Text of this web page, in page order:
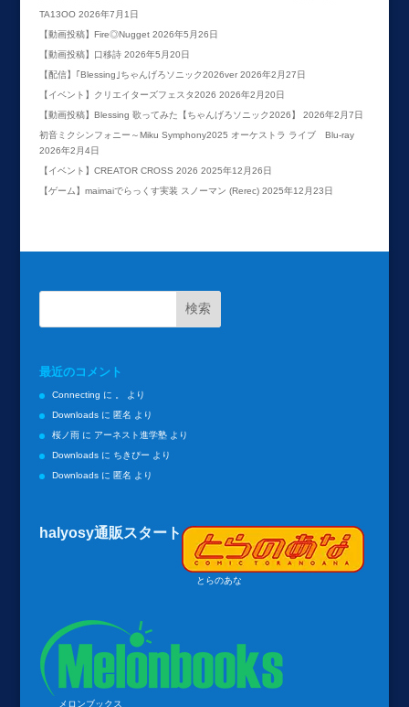
TA13OO 2026年7月1日
【動画投稿】Fire◎Nugget 2026年5月26日
【動画投稿】口移詩 2026年5月20日
【配信】｢Blessing｣ちゃんげろソニック2026ver 2026年2月27日
【イベント】クリエイターズフェスタ2026 2026年2月20日
【動画投稿】Blessing 歌ってみた【ちゃんげろソニック2026】
2026年2月7日
初音ミクシンフォニー～Miku Symphony2025 オーケストラ ライブ Blu-ray
2026年2月4日
【イベント】CREATOR CROSS 2026 2025年12月26日
【ゲーム】maimaiでらっくす実装 スノーマン (Rerec) 2025年12月23日
最近のコメント
Connecting に
より
Downloadsに 匿名 より
桜ノ雨に アーネスト進学塾より
Downloadsに ちきぴー より
Downloadsに 匿名 より
halyosy通販スタート
とらのあな
メロンブックス